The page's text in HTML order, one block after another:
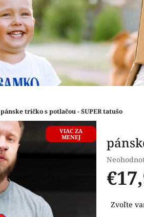
pánske tričko s potlačou - SUPER tatušo
VIAC ZA
MENEJ
Priemerné
produktu
0,0
cena:
Zvoľte